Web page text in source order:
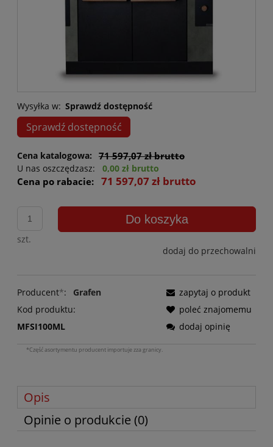
Wysyłka w: Sprawdź dostępność
Sprawdź dostępność
Cena katalogowa: 71 597,07 zł brutto
U nas oszczędzasz: 0,00 zł brutto
Cena po rabacie: 71 597,07 zł brutto
szt.
Do koszyka
dodaj do przechowalni
Producent*:
Grafen
Kod produktu:
MFSI100ML
zapytaj o produkt
poleć znajomemu
dodaj opinię
*Część asortymentu producent importuje zza granicy.
Opis
Opinie o produkcie (0)